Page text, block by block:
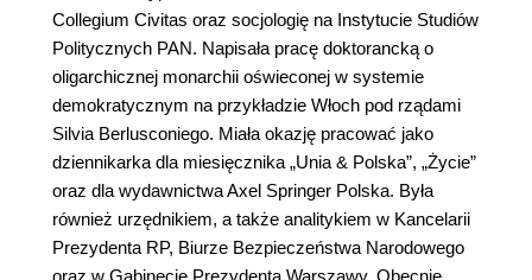
Collegium Civitas oraz socjologię na Instytucie Studiów
Politycznych PAN. Napisała pracę doktorancką o
oligarchicznej monarchii oświeconej w systemie
demokratycznym na przykładzie Włoch pod rządami
Silvia Berlusconiego. Miała okazję pracować jako
dziennikarka dla miesięcznika „Unia & Polska”, „Życie”
oraz dla wydawnictwa Axel Springer Polska. Była
również urzędnikiem, a także analitykiem w Kancelarii
Prezydenta RP, Biurze Bezpieczeństwa Narodowego
oraz w Gabinecie Prezydenta Warszawy. Obecnie